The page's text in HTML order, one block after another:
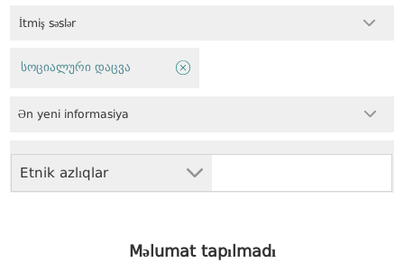
İtmiş səslər
Etnik azlıqlar
სოციალური დაცვა
Ən yeni informasiya
Məlumat tapılmadı